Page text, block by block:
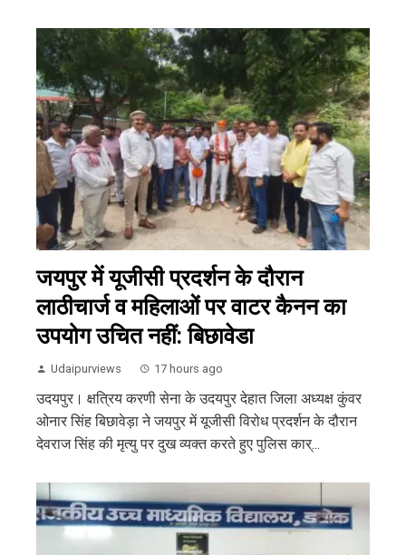
जयपुर में यूजीसी प्रदर्शन के दौरान
लाठीचार्ज व महिलाओं पर वाटर कैनन का
उपयोग उचित नहीं: बिछावेडा
Udaipurviews 17 hours ago
उदयपुर। क्षत्रिय करणी सेना के उदयपुर देहात जिला अध्यक्ष कुंवर
ओनार सिंह बिछावेड़ा ने जयपुर में यूजीसी विरोध प्रदर्शन के दौरान
देवराज सिंह की मृत्यु पर दुख व्यक्त करते हुए पुलिस कार्...